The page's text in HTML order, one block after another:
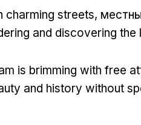
charming streets,
and discovering the
is brimming with free
and history without